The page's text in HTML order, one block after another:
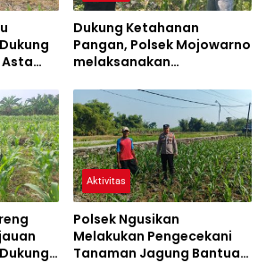
Dukung Ketahanan
Pangan, Polsek Mojowarno
melaksanakan
Jagung
Aktivitas
Polsek Ngusikan
Melakukan Pengecekani
Tanaman Jagung Bantuan